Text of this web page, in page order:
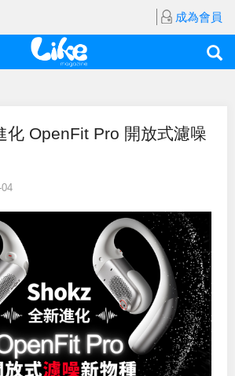
成為會員
化 OpenFit Pro 開放式濾噪